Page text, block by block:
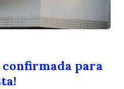
confirmada para